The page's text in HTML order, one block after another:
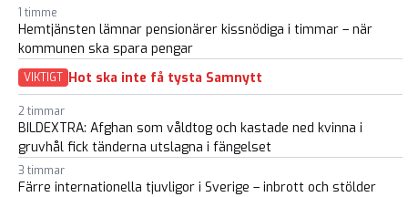
1 timme
Hemtjänsten lämnar pensionärer kissnödiga i timmar – när
kommunen ska spara pengar
VIKTIGT Hot ska inte få tysta Samnytt
2 timmar
BILDEXTRA: Afghan som våldtog och kastade ned kvinna i
gruvhål fick tänderna utslagna i fängelset
3 timmar
Färre internationella tjuvligor i Sverige – inbrott och stölder